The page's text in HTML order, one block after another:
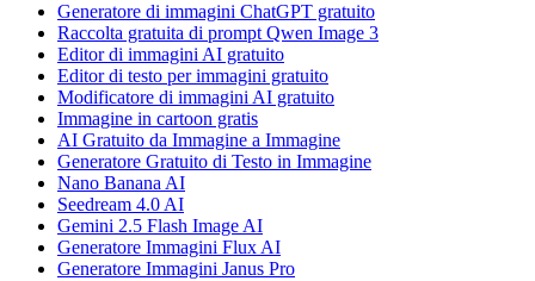
Generatore di immagini ChatGPT gratuito
Raccolta gratuita di prompt Qwen Image 3
Editor di immagini AI gratuito
Editor di testo per immagini gratuito
Modificatore di immagini AI gratuito
Immagine in cartoon gratis
AI Gratuito da Immagine a Immagine
Generatore Gratuito di Testo in Immagine
Nano Banana AI
Seedream 4.0 AI
Gemini 2.5 Flash Image AI
Generatore Immagini Flux AI
Generatore Immagini Janus Pro